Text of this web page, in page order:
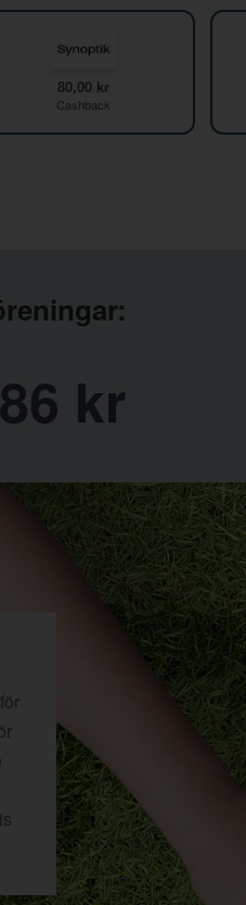
80,00 kr
Cashback
kr